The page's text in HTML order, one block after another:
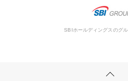
SBIホールディングスのグ